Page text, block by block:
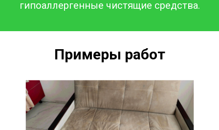
гипоаллергенные чистящие средства.
Примеры работ